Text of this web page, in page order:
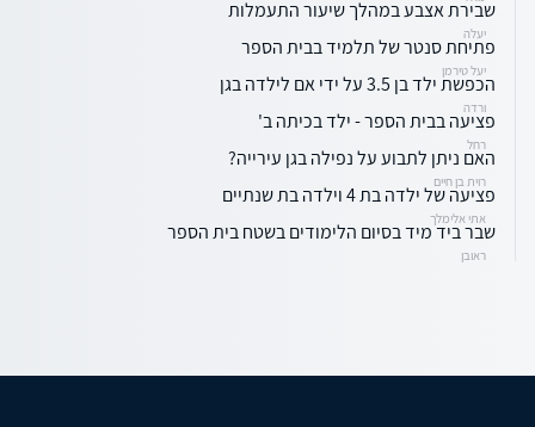
שבירת אצבע במהלך שיעור התעמלות
יעלה
פתיחת סנטר של תלמיד בבית הספר
יעל טירמן
הכפשת ילד בן 3.5 על ידי אם לילדה בגן
ורדה
פציעה בבית הספר - ילד בכיתה ב'
רחל
האם ניתן לתבוע על נפילה בגן עירייה?
רוית בן חיים
פציעה של ילדה בת 4 וילדה בת שנתיים
אתי אלימלך
שבר ביד מיד בסיום הלימודים בשטח בית הספר
ראובן